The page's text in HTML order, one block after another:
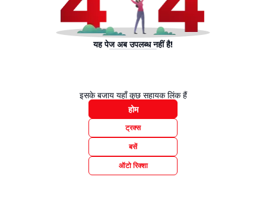
यह पेज अब उपलब्ध नहीं है!
इसके बजाय यहाँ कुछ सहायक लिंक हैं
होम
ट्रक्स
बसें
ऑटो रिक्शा